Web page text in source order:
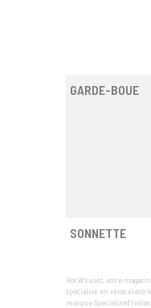
GARDE-BOUE
SONNETTE
Hot Wheelz, votre
spécialisé en vélos
marque Specialized